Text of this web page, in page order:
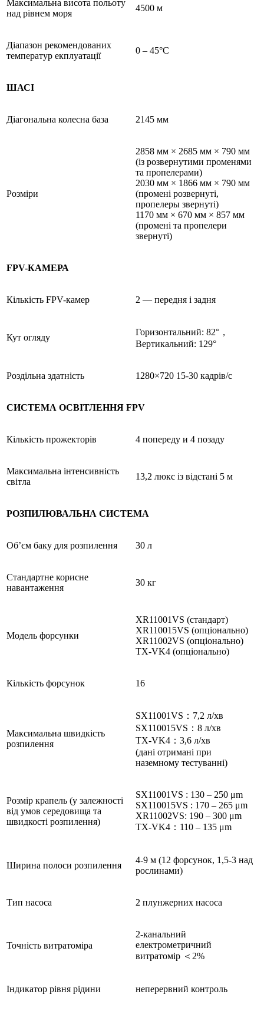
Максимальна висота польоту
над рівнем моря
4500 м
Діапазон рекомендованих
температур екплуатації
0 – 45°C
ШАСІ
Діагональна колесна база 2145 мм
Розміри
2858 мм × 2685 мм × 790 мм
(із розвернутими променями
та пропелерами)
2030 мм × 1866 мм × 790 мм
(промені розвернуті,
пропелеры звернуті)
1170 мм × 670 мм × 857 мм
(промені та пропелери
звернуті)
FPV-КАМЕРА
Кількість FPV-камер 2 — передня і задня
Кут огляду
Горизонтальний: 82°，
Вертикальний: 129°
Роздільна здатність 1280×720 15-30 кадрів/с
СИСТЕМА ОСВІТЛЕННЯ FPV
Кількість прожекторів 4 попереду и 4 позаду
Максимальна інтенсивність
світла
13,2 люкс із відстані 5 м
РОЗПИЛЮВАЛЬНА СИСТЕМА
Об’єм баку для розпилення 30 л
Стандартне корисне
навантаження
30 кг
Модель форсунки
XR11001VS (стандарт)
XR110015VS (опціонально)
XR11002VS (опціонально)
TX-VK4 (опціонально)
Кількість форсунок 16
Максимальна швидкість
розпилення
SX11001VS：7,2 л/хв
SX110015VS：8 л/хв
TX-VK4：3,6 л/хв
(дані отримані при
наземному тестуванні)
Розмір крапель (у залежності
від умов середовища та
швидкості розпилення)
SX11001VS : 130 – 250 μm
SX110015VS : 170 – 265 μm
XR11002VS: 190 – 300 μm
TX-VK4：110 – 135 μm
Ширина полоси розпилення
4-9 м (12 форсунок, 1,5-3 над
рослинами)
Тип насоса 2 плунжерних насоса
Точність витратоміра
2-канальний
електрометричний
витратомір ＜2%
Індикатор рівня рідини неперервний контроль